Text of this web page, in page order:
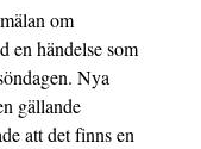
om
en händelse som
Nya
gällande
att det finns en